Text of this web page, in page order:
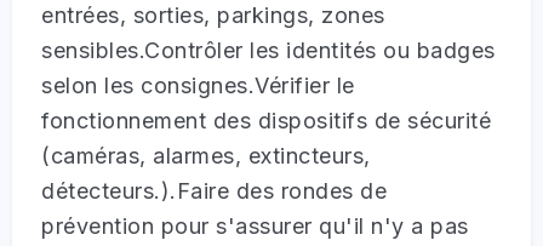
entrées, sorties, parkings, zones
sensibles.Contrôler les identités ou badges
selon les consignes.Vérifier le
fonctionnement des dispositifs de sécurité
(caméras, alarmes, extincteurs,
détecteurs.).Faire des rondes de
prévention pour s'assurer qu'il n'y a pas